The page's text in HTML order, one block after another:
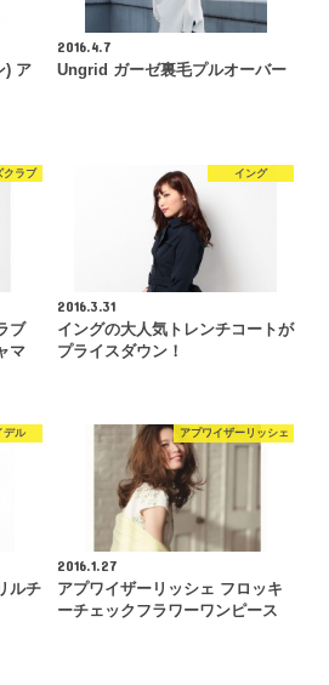
) ア
2016.4.7
Ungrid ガーゼ裏毛プルオーバー
クラブ
ブ
マ
イング
2016.3.31
イングの大人気トレンチコートが
プライスダウン！
デル
ルチ
アプワイザーリッシェ
2016.1.27
アプワイザーリッシェ フロッキ
ーチェックフラワーワンピース